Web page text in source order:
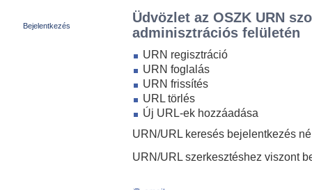
Bejelentkezés
Üdvözlet az OSZK URN
adminisztrációs felületén
URN regisztráció
URN foglalás
URN frissítés
URL törlés
Új URL-ek hozzáadása
URN/URL keresés bejelentkezés
URN/URL szerkesztéshez viszont